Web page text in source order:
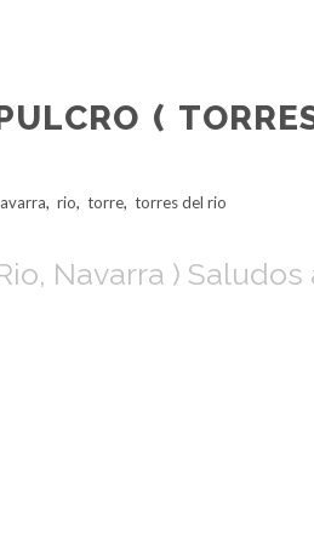
(
, rio, torre, torres del rio
Navarra ) Saludos